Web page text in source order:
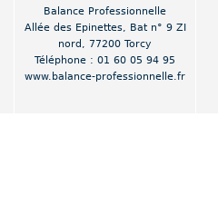
Balance Professionnelle
Allée des Epinettes, Bat n° 9 ZI
nord , 77200 Torcy
Téléphone : 01 60 05 94 95
www.balance-professionnelle.fr